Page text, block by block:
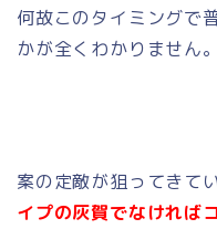
何故このタイミングで
かが全くわかりません。
案の定敵が狙ってきて
イプの灰賀でなければ